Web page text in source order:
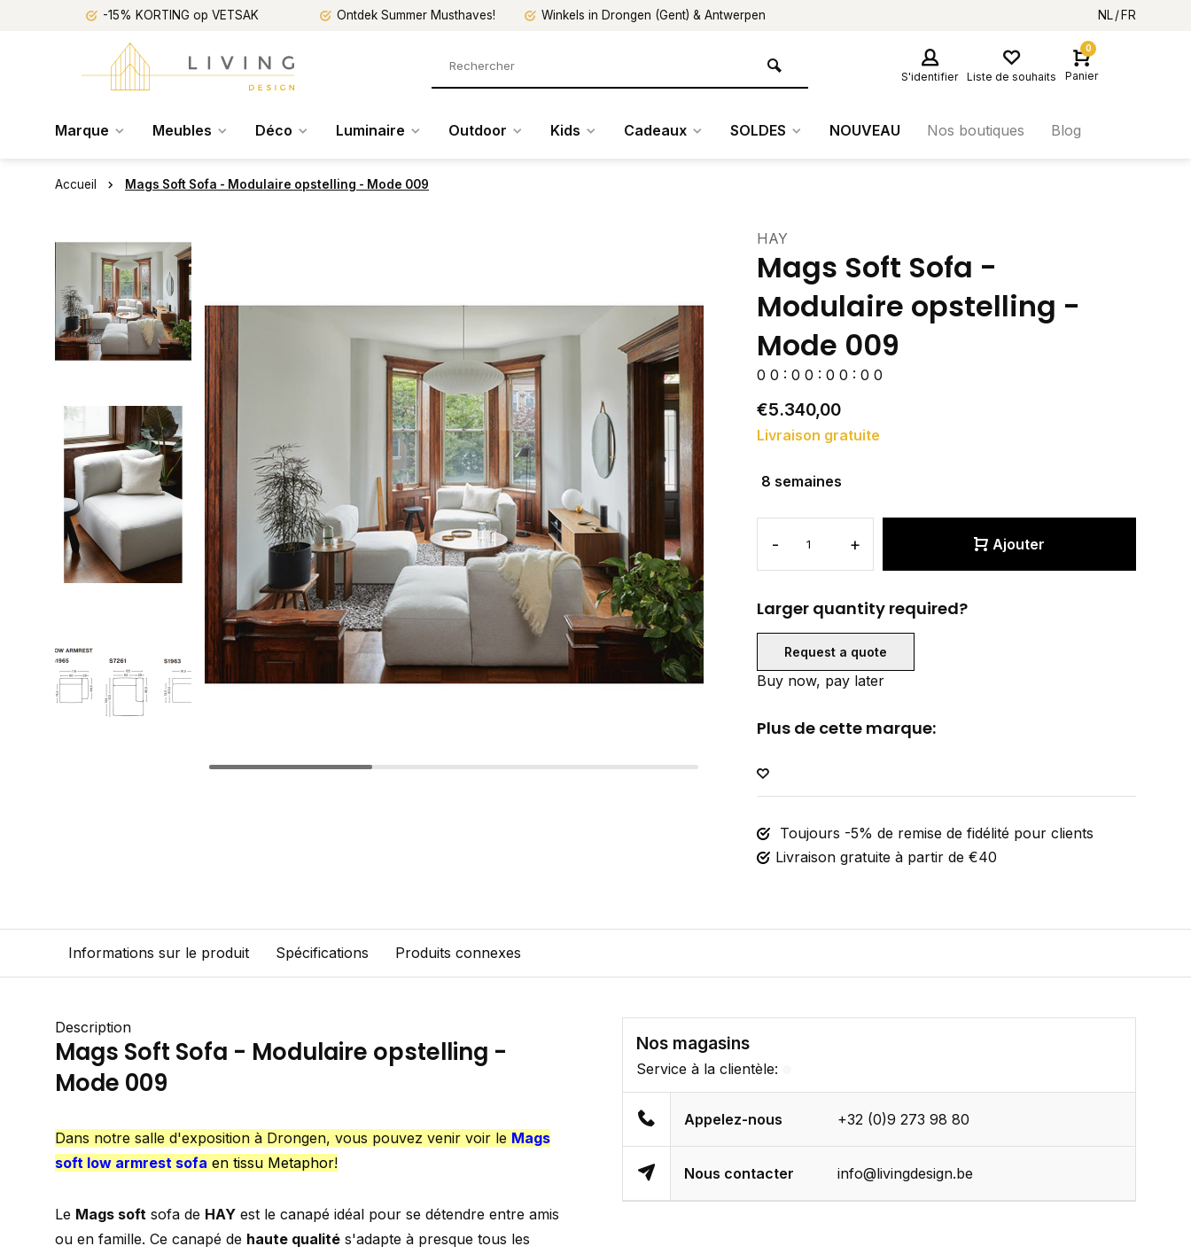
-15% KORTING op VETSAK Ontdek Summer Musthaves! Winkels in Drongen (Gent) & Antwerpen NL FR
S'identifier Liste de souhaits
0
Panier
Marque Meubles Déco Luminaire Outdoor Kids Cadeaux SOLDES NOUVEAU Nos boutiques Blog
Accueil Mags Soft Sofa - Modulaire opstelling - Mode 009
HAY
Mags Soft Sofa -
Modulaire opstelling -
Mode 009
0 0 : 0 0 : 0 0 : 0 0
€5.340,00
Livraison gratuite
8 semaines
- + Ajouter
Larger quantity required?
Request a quote
Buy now, pay later
Plus de cette marque:
Toujours -5% de remise de fidélité pour clients
Livraison gratuite à partir de €40
Informations sur le produit Spécifications Produits connexes
Description
Mags Soft Sofa - Modulaire opstelling -
Mode 009
Dans notre salle d'exposition à Drongen, vous pouvez venir voir le Mags
soft low armrest sofa en tissu Metaphor!
Le Mags soft sofa de HAY est le canapé idéal pour se détendre entre amis
ou en famille. Ce canapé de haute qualité s'adapte à presque tous les
Nos magasins
Service à la clientèle:
Appelez-nous +32 (0)9 273 98 80
Nous contacter info@livingdesign.be